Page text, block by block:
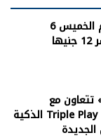
سعر الذهب يعود للتراجع اليوم الخميس 6
تتعاون مع
«ڤودافون مصر» لتوفير خدمات Triple Play الذكية